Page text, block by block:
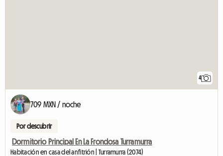
4
709 MXN / noche
Por descubrir
Dormitorio Principal En La Frondosa Turramurra
Habitación en casa del anfitrión | Turramurra (2074)